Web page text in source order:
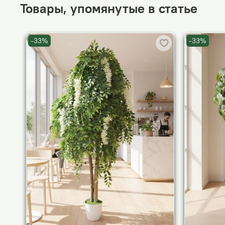
Товары, упомянутые в статье
-33% -33%